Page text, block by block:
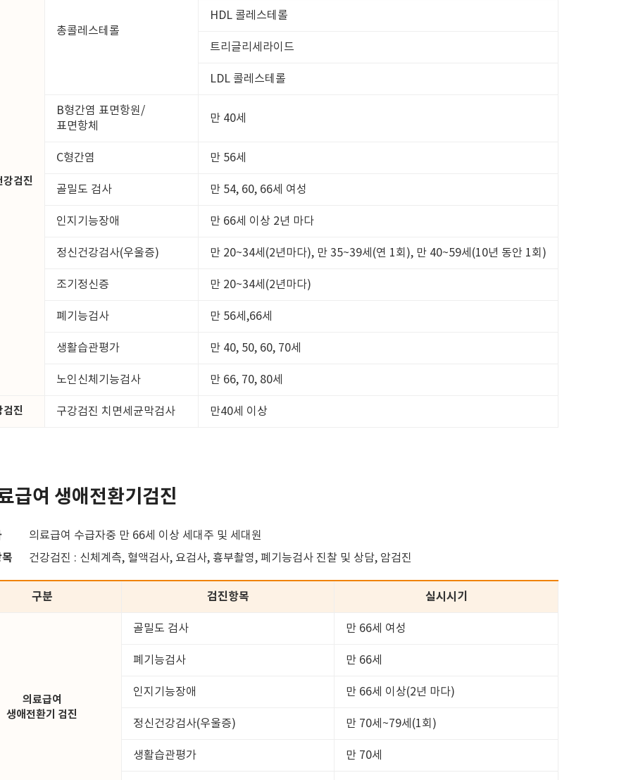
강검진
총콜레스테롤
HDL 콜레스테롤
트리글리세라이드
LDL 콜레스테롤
B형간염 표면항원/
표면항체
만 40세
C형간염 만 56세
골밀도 검사 만 54, 60, 66세 여성
인지기능장애 만 66세 이상 2년 마다
정신건강검사(우울증) 만 20~34세(2년마다), 만 35~39세(연 1회), 만 40~59세(10년 동안 1회)
조기정신증 만 20~34세(2년마다)
폐기능검사 만 56세,66세
생활습관평가 만 40, 50, 60, 70세
노인신체기능검사 만 66, 70, 80세
검진 구강검진 치면세균막검사 만40세 이상
급여 생애전환기검진
의료급여 수급자중 만 66세 이상 세대주 및 세대원
건강검진 : 신체계측, 혈액검사, 요검사, 흉부촬영, 폐기능검사 진찰 및 상담, 암검진
구분 검진항목 실시시기
의료급여
생애전환기 검진
골밀도 검사 만 66세 여성
폐기능검사 만 66세
인지기능장애 만 66세 이상(2년 마다)
정신건강검사(우울증) 만 70세~79세(1회)
생활습관평가 만 70세